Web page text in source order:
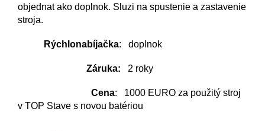
objednat ako doplnok. Sluzi na spustenie a zastavenie
stroja.
Rýchlonabíjačka: doplnok
Záruka: 2 roky
Cena: 1000 EURO za použitý stroj
v TOP Stave s novou batériou